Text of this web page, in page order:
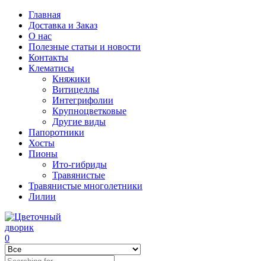
Главная
Доставка и Заказ
О нас
Полезные статьи и новости
Контакты
Клематисы
Княжики
Витицеллы
Интегрифолии
Крупноцветковые
Другие виды
Папоротники
Хосты
Пионы
Ито-гибриды
Травянистые
Травянистые многолетники
Лилии
0